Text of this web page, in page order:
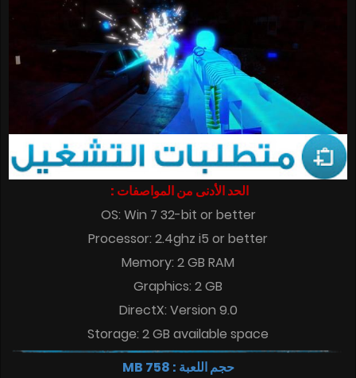
الحد الأدنى من المواصفات :
OS: Win 7 32-bit or better
Processor: 2.4ghz i5 or better
Memory: 2 GB RAM
Graphics: 2 GB
DirectX: Version 9.0
Storage: 2 GB available space
حجم اللعبة : 758 MB